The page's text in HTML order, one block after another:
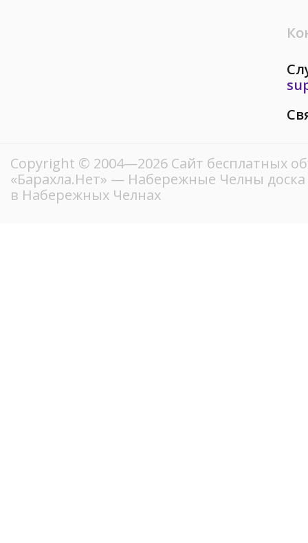
Copyright © 2004—2026 Сайт бесплатных
«Барахла.Нет» — Набережные Челны доска
в Набережных Челнах